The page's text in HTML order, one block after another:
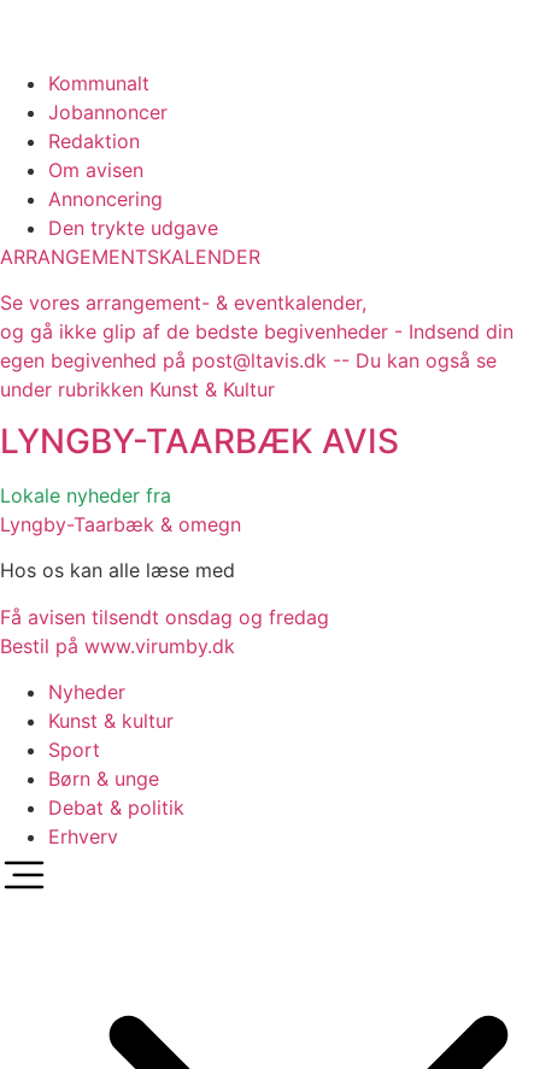
Kommunalt
Jobannoncer
Redaktion
Om avisen
Annoncering
Den trykte udgave
ARRANGEMENTSKALENDER
Se vores arrangement- & eventkalender,
og gå ikke glip af de bedste begivenheder - Indsend din
egen begivenhed på post@ltavis.dk -- Du kan også se
under rubrikken Kunst & Kultur
LYNGBY-TAARBÆK AVIS
Lokale nyheder fra
Lyngby-Taarbæk & omegn
Hos os kan alle læse med
Få avisen tilsendt onsdag og fredag
Bestil på www.virumby.dk
Nyheder
Kunst & kultur
Sport
Børn & unge
Debat & politik
Erhverv